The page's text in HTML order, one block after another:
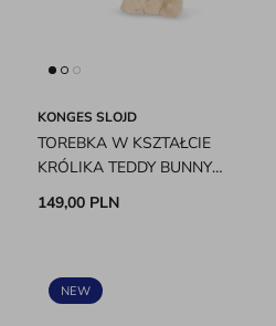
KONGES SLOJD
TOREBKA W KSZTAŁCIE
KRÓLIKA TEDDY BUNNY
KONGES SLOJD
149,00 PLN
NEW